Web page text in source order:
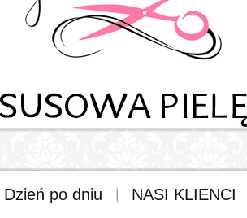
Dzień po dniu NASI KLIENCI